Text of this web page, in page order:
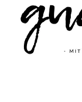
Überschrift 2
Business